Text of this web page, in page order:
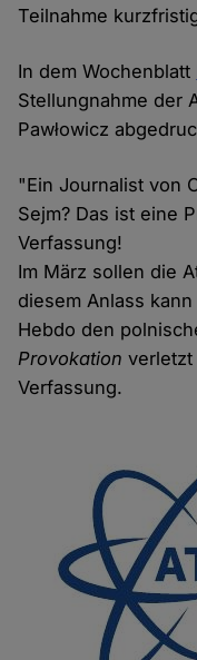
Teilnahme
In dem Wochenblatt
Stellungnahme der
Pawłowicz
"Ein Journalist von
Sejm? Das ist eine
Verfassung!
Im März sollen die
diesem Anlass
Hebdo den
Provokation verletzt
Verfassung.